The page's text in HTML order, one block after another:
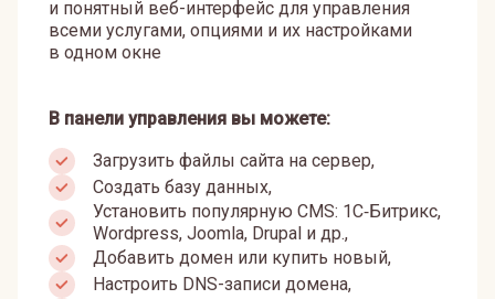
и понятный веб-интерфейс для управления
всеми услугами, опциями и их настройками
в одном окне
В панели управления вы можете:
Загрузить файлы сайта на сервер,
Создать базу данных,
Установить популярную CMS: 1С‑Битрикс,
Wordpress, Joomla, Drupal и др.,
Добавить домен или купить новый,
Настроить DNS-записи домена,